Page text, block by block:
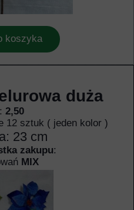
koszyka
duża
2,50
12 sztuk ( jeden kolor )
23 cm
zakupu:
MIX